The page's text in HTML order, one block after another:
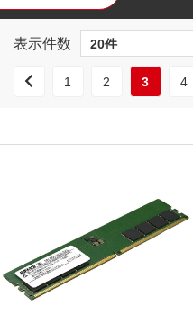
表示件数
1 2 3 4